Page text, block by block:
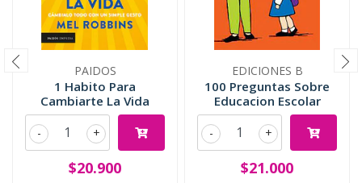
PAIDOS
1 Habito Para
Cambiarte La Vida
+
-
$20.900
EDICIONES B
100 Preguntas Sobre
Educacion Escolar
+
-
$21.000